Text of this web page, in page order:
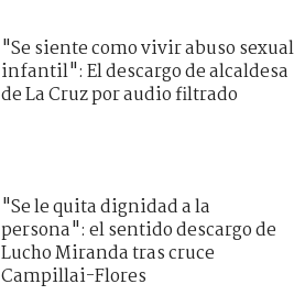
"Se siente como vivir abuso sexual
infantil": El descargo de alcaldesa
de La Cruz por audio filtrado
"Se le quita dignidad a la
persona": el sentido descargo de
Lucho Miranda tras cruce
Campillai-Flores